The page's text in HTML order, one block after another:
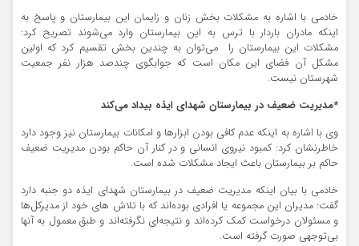
خادمی با اشاره به مشکلات بخش زنان و زایمان این بیمارستان و پاسخ به
اینکه مادران باردار با ترس به این بیمارستان وارد می‌شوند تصریح کرد:
مشکلات این بیمارستان را می‌توان به چندین بخش تقسیم کرد که اولین
مشکل آن فضای این مکان است که جوابگوی چندصد هزار نفر جمعیت
شهرستان نیست.
*مدیریت ضعیف در بیمارستان شهدای ایذه بیداد می‌کند
وی با اشاره به اینکه عدم کافی بودن ابزارها و امکانات بیمارستان نیز وجود دارد
خاطرنشان کرد: کمبود نیروی انسانی و در کنار آن حاکم بودن مدیریت ضعیف
حاکم بر بیمارستان باعث ایجاد مشکلات شده است.
خادمی با بیان اینکه مدیریت ضعیف در بیمارستان شهدای ایذه دو جنبه دارد
گفت: مدیران این مجموعه یا افرادی بوده‌اند که با تلاش های خود از مدیرکل‌ها
و مسئولان درخواست کمک کرده‌اند و نتیجه‌ای نگرفته‌اند و طبق معمول به آنها
بی‌توجهی صورت گرفته است.